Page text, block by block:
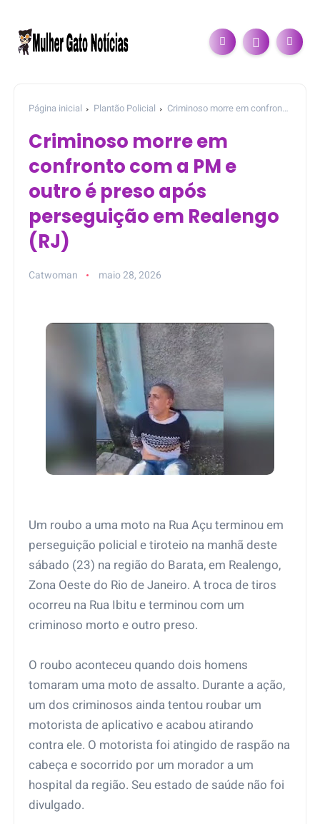
Página inicial Plantão Policial
Criminoso morre em confronto
Criminoso morre em
confronto com a PM e
outro é preso após
perseguição em Realengo
(RJ)
Catwoman maio 28, 2026
Um roubo a uma moto na Rua Açu terminou em
perseguição policial e tiroteio na manhã deste
sábado (23) na região do Barata, em Realengo,
Zona Oeste do Rio de Janeiro. A troca de tiros
ocorreu na Rua Ibitu e terminou com um
criminoso morto e outro preso.
O roubo aconteceu quando dois homens
tomaram uma moto de assalto. Durante a ação,
um dos criminosos ainda tentou roubar um
motorista de aplicativo e acabou atirando
contra ele. O motorista foi atingido de raspão na
cabeça e socorrido por um morador a um
hospital da região. Seu estado de saúde não foi
divulgado.